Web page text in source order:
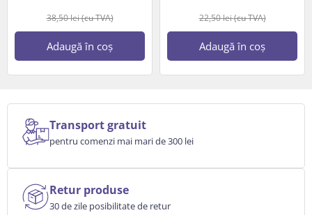
38,50lei(cu TVA)
Adaugă în coș
22,50lei(cu TVA)
Adaugă în coș
Transport gratuit
pentru comenzi mai mari de 300 lei
Retur produse
30 de zile posibilitate de retur